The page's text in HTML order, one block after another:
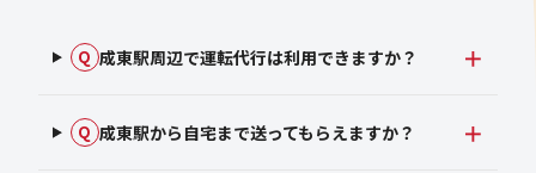
Q 成東駅周辺で運転代行は利用できますか？
Q 成東駅から自宅まで送ってもらえますか？